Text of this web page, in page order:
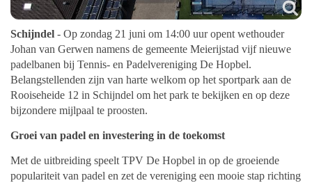
Schijndel - Op zondag 21 juni om 14:00 uur opent wethouder
Johan van Gerwen namens de gemeente Meierijstad vijf nieuwe
padelbanen bij Tennis- en Padelvereniging De Hopbel.
Belangstellenden zijn van harte welkom op het sportpark aan de
Rooiseheide 12 in Schijndel om het park te bekijken en op deze
bijzondere mijlpaal te proosten.
Groei van padel en investering in de toekomst
Met de uitbreiding speelt TPV De Hopbel in op de groeiende
populariteit van padel en zet de vereniging een mooie stap richting